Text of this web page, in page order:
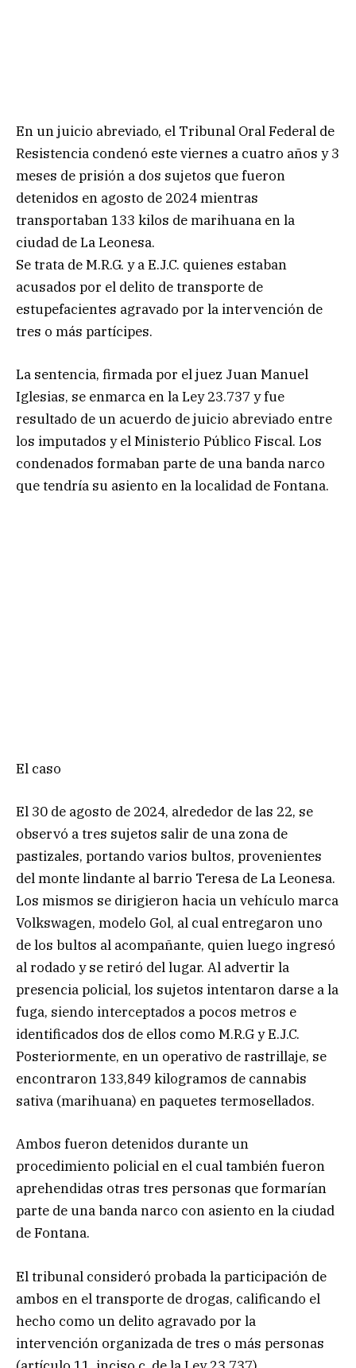
En un juicio abreviado, el Tribunal Oral Federal de
Resistencia condenó este viernes a cuatro años y 3
meses de prisión a dos sujetos que fueron
detenidos en agosto de 2024 mientras
transportaban 133 kilos de marihuana en la
ciudad de La Leonesa.
Se trata de M.R.G. y a E.J.C. quienes estaban
acusados por el delito de transporte de
estupefacientes agravado por la intervención de
tres o más partícipes.
La sentencia, firmada por el juez Juan Manuel
Iglesias, se enmarca en la Ley 23.737 y fue
resultado de un acuerdo de juicio abreviado entre
los imputados y el Ministerio Público Fiscal. Los
condenados formaban parte de una banda narco
que tendría su asiento en la localidad de Fontana.
El caso
El 30 de agosto de 2024, alrededor de las 22, se
observó a tres sujetos salir de una zona de
pastizales, portando varios bultos, provenientes
del monte lindante al barrio Teresa de La Leonesa.
Los mismos se dirigieron hacia un vehículo marca
Volkswagen, modelo Gol, al cual entregaron uno
de los bultos al acompañante, quien luego ingresó
al rodado y se retiró del lugar. Al advertir la
presencia policial, los sujetos intentaron darse a la
fuga, siendo interceptados a pocos metros e
identificados dos de ellos como M.R.G y E.J.C.
Posteriormente, en un operativo de rastrillaje, se
encontraron 133,849 kilogramos de cannabis
sativa (marihuana) en paquetes termosellados.
Ambos fueron detenidos durante un
procedimiento policial en el cual también fueron
aprehendidas otras tres personas que formarían
parte de una banda narco con asiento en la ciudad
de Fontana.
El tribunal consideró probada la participación de
ambos en el transporte de drogas, calificando el
hecho como un delito agravado por la
intervención organizada de tres o más personas